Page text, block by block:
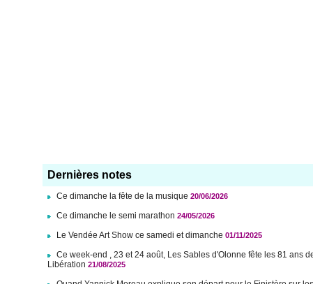
Dernières notes
Ce dimanche la fête de la musique 20/06/2026
Ce dimanche le semi marathon24/05/2026
Le Vendée Art Show ce samedi et dimanche 01/11/2025
Ce week-end , 23 et 24 août, Les Sables d'Olonne fête les 81 ans
Libération21/08/2025